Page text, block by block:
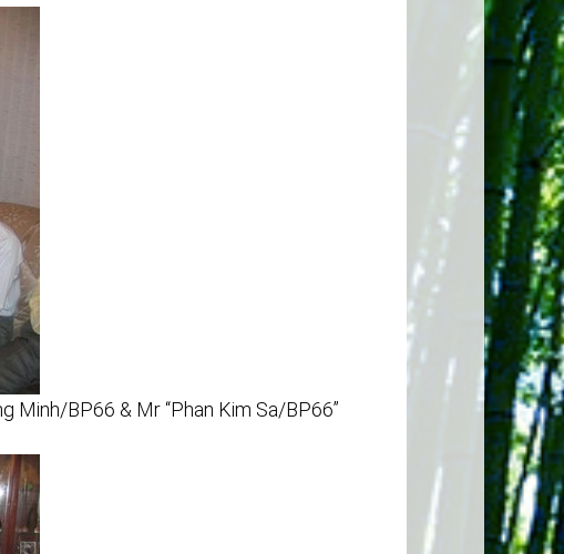
Minh/BP66 & Mr “Phan Kim Sa/BP66”